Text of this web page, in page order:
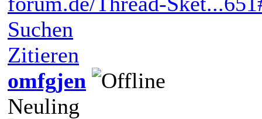
Suchen
Zitieren
omfgjen
Neuling